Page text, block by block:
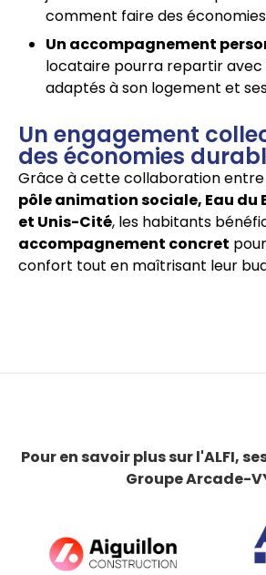
comment faire des
Un accompagnement
locataire pourra repartir avec
adaptés à son logement et
Un engagement
des économies
Grâce à cette collaboration entre
pôle animation sociale, Eau du
et Unis-Cité, les habitants
accompagnement concret
confort tout en maîtrisant leur
Pour en savoir plus sur l'ALFI,
Groupe Arcade-